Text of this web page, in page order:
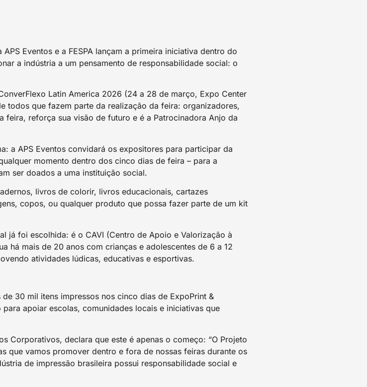
Eventos e a FESPA lançam a primeira iniciativa dentro do
a indústria a um pensamento de responsabilidade social: o
Latin America 2026 (24 a 28 de março, Expo Center
todos que fazem parte da realização da feira: organizadores,
feira, reforça sua visão de futuro e é a Patrocinadora Anjo da
a APS Eventos convidará os expositores para participar da
momento dentro dos cinco dias de feira – para a
ser doados a uma instituição social.
livros de colorir, livros educacionais, cartazes
copos, ou qualquer produto que possa fazer parte de um kit
já foi escolhida: é o CAVI (Centro de Apoio e Valorização à
há mais de 20 anos com crianças e adolescentes de 6 a 12
atividades lúdicas, educativas e esportivas.
30 mil itens impressos nos cinco dias de ExpoPrint &
apoiar escolas, comunidades locais e iniciativas que
Corporativos, declara que este é apenas o começo: “O Projeto
que vamos promover dentro e fora de nossas feiras durante os
de impressão brasileira possui responsabilidade social e